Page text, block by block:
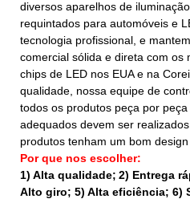
diversos aparelhos de
requintados para automóveis e
tecnologia profissional, e
comercial sólida e direta com os
chips de LED nos EUA e na
qualidade, nossa equipe de
todos os produtos peça por
adequados devem ser
produtos tenham um bom
Por que nos escolher:
1) Alta qualidade; 2) Entrega
Alto giro; 5) Alta eficiência; 6)